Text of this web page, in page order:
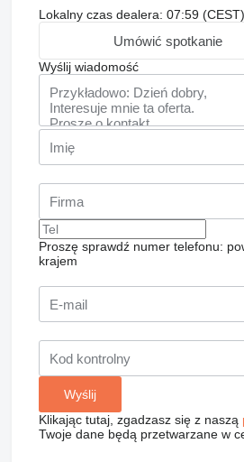
Lokalny czas dealera: 07:59 (CEST)
Umówić spotkanie
Wyślij wiadomość
Proszę sprawdź numer telefonu:
krajem
Klikając tutaj, zgadzasz się z naszą
Twoje dane będą przetwarzane w